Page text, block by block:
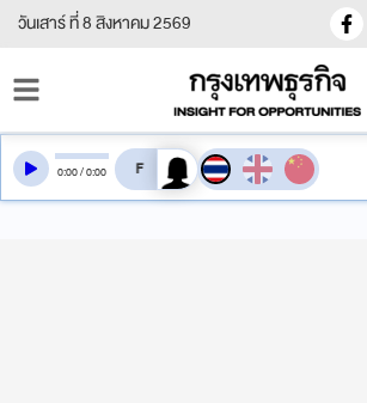
วันเสาร์ ที่ 8 สิงหาคม 2569
0:00/0:00 สลับเสียงอ่าน